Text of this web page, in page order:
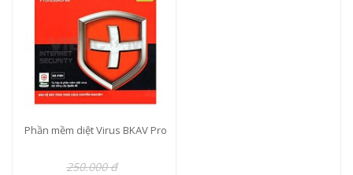
Phần mềm diệt Virus BKAV Pro
250.000 đ